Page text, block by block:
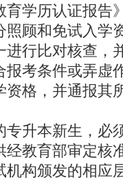
学历认证报告
顾和免试入学
行比对核查，
考条件或弄虚
格，并通报其
升本新生，必
经教育部审定核
构颁发的相应